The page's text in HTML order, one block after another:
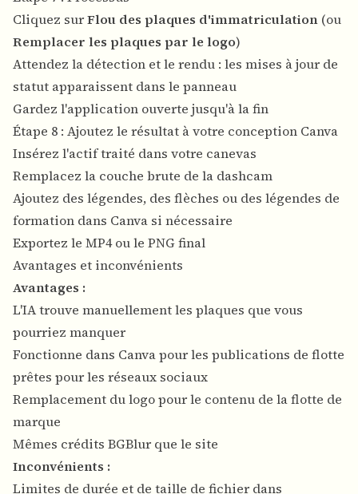
Cliquez surFlou des plaques d'immatriculation (ou
Remplacer les plaques par le logo)
Attendez la détection et le rendu : les mises à jour de
statut apparaissent dans le panneau
Gardez l'application ouverte jusqu'à la fin
Étape 8 : Ajoutez le résultat à votre conception Canva
Insérez l'actif traité dans votre canevas
Remplacez la couche brute de la dashcam
Ajoutez des légendes, des flèches ou des légendes de
formation dans Canva si nécessaire
Exportez le MP4 ou le PNG final
Avantages et inconvénients
Avantages :
L'IA trouve manuellement les plaques que vous
pourriez manquer
Fonctionne dans Canva pour les publications de flotte
prêtes pour les réseaux sociaux
Remplacement du logo pour le contenu de la flotte de
marque
Mêmes crédits BGBlur que le site
Inconvénients :
Limites de durée et de taille de fichier dans